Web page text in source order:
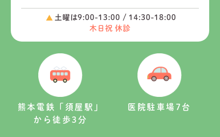
土曜は9:00-13:00 / 14:30-18:00
木日祝 休診
熊本電鉄「須屋駅」
から徒歩3分
医院駐車場7台